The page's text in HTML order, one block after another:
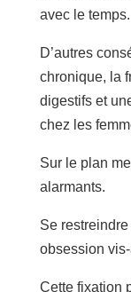
avec le temps.
D’autres
chronique, la
digestifs et
chez les
Sur le plan
alarmants.
Se
obsession
Cette fixation